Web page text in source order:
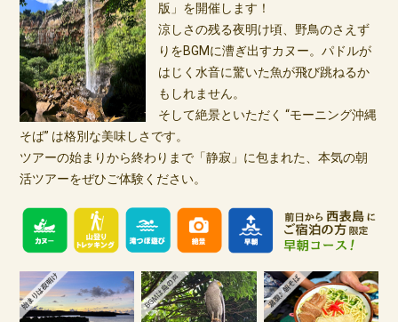
版」を開催します！
涼しさの残る夜明け頃、野鳥のさえず
りをBGMに漕ぎ出すカヌー。パドルが
はじく水音に驚いた魚が飛び跳ねるか
もしれません。
そして絶景といただく “モーニング沖縄
そば” は格別な美味しさです。
ツアーの始まりから終わりまで「静寂」に包まれた、本気の朝
活ツアーをぜひご体験ください。